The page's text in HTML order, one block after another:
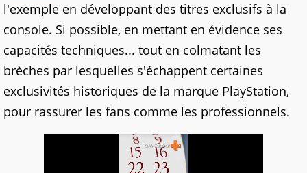
l'exemple en développant des titres exclusifs à la
console. Si possible, en mettant en évidence ses
capacités techniques... tout en colmatant les
brèches par lesquelles s'échappent certaines
exclusivités historiques de la marque PlayStation,
pour rassurer les fans comme les professionnels.